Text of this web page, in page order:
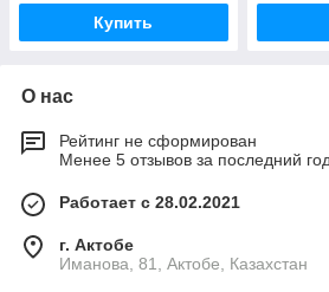
Купить
О нас
Рейтинг не сформирован
Менее 5 отзывов за последний
Работает с 28.02.2021
г. Актобе
Иманова, 81, Актобе, Казахстан